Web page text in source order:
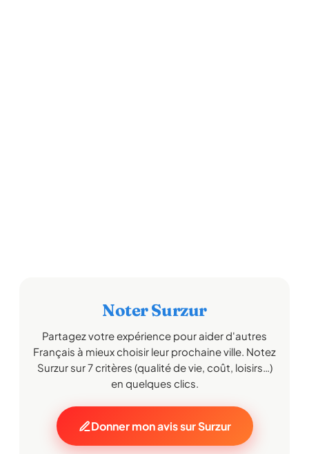
Noter Surzur
Partagez votre expérience pour aider d'autres
Français à mieux choisir leur prochaine ville. Notez
Surzur sur 7 critères (qualité de vie, coût, loisirs…)
en quelques clics.
Donner mon avis sur Surzur